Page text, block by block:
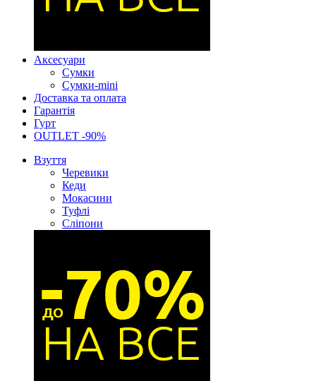
Аксесуари
Сумки
Сумки-mini
Доставка та оплата
Гарантія
Гурт
OUTLET -90%
Взуття
Черевики
Кеди
Мокасини
Туфлі
Сліпони